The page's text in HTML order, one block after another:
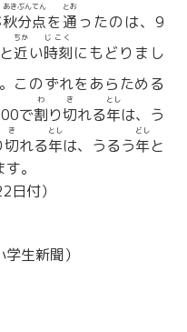
秋
あき
分点
ぶんてん
を 通
とお
ったのは、9
と近
ちか
い時刻
じこく
にもどりまし
このずれをあらためる
で割
わ
り切
き
れる年
とし
は、う
切
き
れる年
とし
は、うるう年
どし
と
。
日付）
生新聞）